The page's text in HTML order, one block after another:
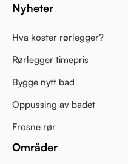
Nyheter
Hva koster rørlegger?
Rørlegger timepris
Bygge nytt bad
Oppussing av badet
Frosne rør
Områder